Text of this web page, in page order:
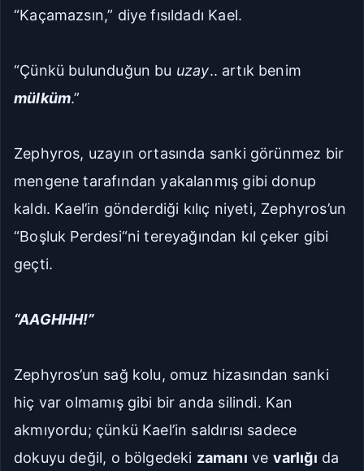
“Kaçamazsın,” diye fısıldadı Kael.
“Çünkü bulunduğun bu uzay.. artık benim
mülküm.”
Zephyros, uzayın ortasında sanki görünmez bir
mengene tarafından yakalanmış gibi donup
kaldı. Kael’in gönderdiği kılıç niyeti, Zephyros’un
“Boşluk Perdesi“ni tereyağından kıl çeker gibi
geçti.
“AAGHHH!”
Zephyros’un sağ kolu, omuz hizasından sanki
hiç var olmamış gibi bir anda silindi. Kan
akmıyordu; çünkü Kael’in saldırısı sadece
dokuyu değil, o bölgedeki zamanı ve varlığı da